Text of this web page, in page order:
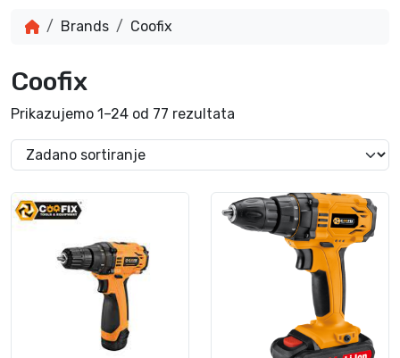
Brands Coofix
Coofix
Prikazujemo 1–24 od 77 rezultata